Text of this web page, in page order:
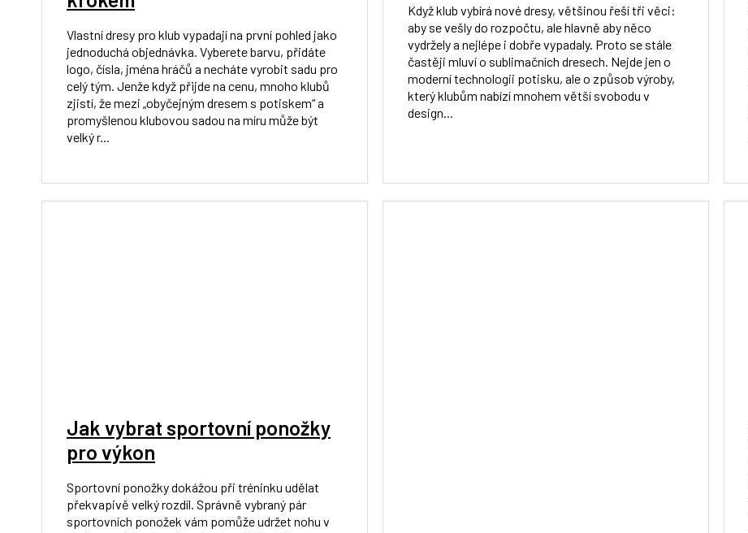
Vlastní dresy pro klub vypadají na první pohled jako
jednoduchá objednávka. Vyberete barvu, přidáte
logo, čísla, jména hráčů a necháte vyrobit sadu pro
celý tým. Jenže když přijde na cenu, mnoho klubů
zjistí, že mezi „obyčejným dresem s potiskem“ a
promyšlenou klubovou sadou na míru může být
velký r...
Když klub vybírá nové dresy, většinou řeší tři věci:
aby se vešly do rozpočtu, ale hlavně aby něco
vydržely a nejlépe i dobře vypadaly. Proto se stále
častěji mluví o sublimačních dresech. Nejde jen o
moderní technologii potisku, ale o způsob výroby,
který klubům nabízí mnohem větší svobodu v
design...
Jak vybrat sportovní ponožky
pro výkon
Sportovní ponožky dokážou při tréninku udělat
překvapivě velký rozdíl. Správně vybraný pár
sportovních ponožek vám pomůže udržet nohu v